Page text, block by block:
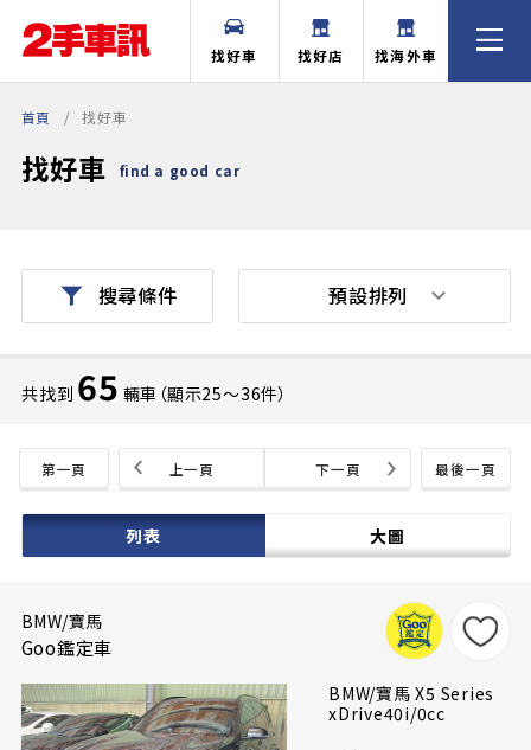
找好車 找好店 找海外車
首頁 找好車
找好車 find a good car
搜尋條件
共找到 65 輛車（顯示25〜36件）
第一頁 最後一頁
上一頁 下一頁
列表 大圖
預設排列
BMW/寶馬
Goo鑑定車
BMW/寶馬 X5 Series
xDrive40i/0cc